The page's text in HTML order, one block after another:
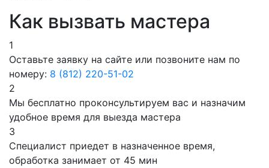
Как вызвать мастера
1
Оставьте заявку на сайте или позвоните нам по
номеру: 8 (812) 220-51-02
2
Мы бесплатно проконсультируем вас и назначим
удобное время для выезда мастера
3
Специалист приедет в назначенное время,
обработка занимает от 45 мин